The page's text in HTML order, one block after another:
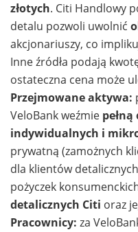
złotych. Citi Handlowy
detalu pozwoli uwolnić
akcjonariuszy, co
Inne źródła podają
ostateczna cena może
Przejmowane aktywa:
VeloBank weźmie
indywidualnych i
prywatną (zamożnych
dla klientów
pożyczek
detalicznych Citi oraz
Pracownicy: za